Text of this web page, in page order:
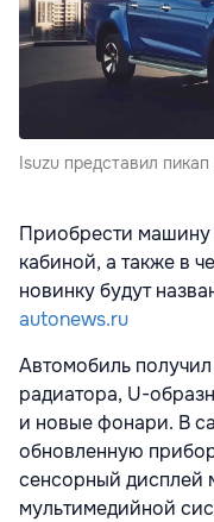
Isuzu представил
Приобрести машину
кабиной, а также в
новинку будут
autonews.ru
Автомобиль
радиатора, U-
и новые фонари. В
обновленную
сенсорный дисплей
мультимедийной